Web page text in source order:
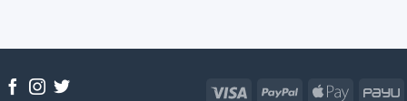
Visa PayPal Apple